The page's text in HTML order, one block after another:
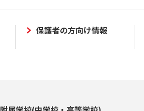
保護者の方向け情報